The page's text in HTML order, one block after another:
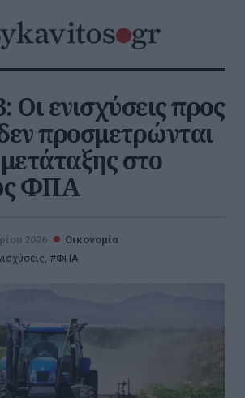
Οι ενισχύσεις προς
προσμετρώνται
στο
ΦΠΑ
2026
Οικονομία
, ΦΠΑ